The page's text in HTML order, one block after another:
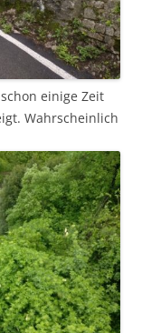
einige Zeit
Wahrscheinlich